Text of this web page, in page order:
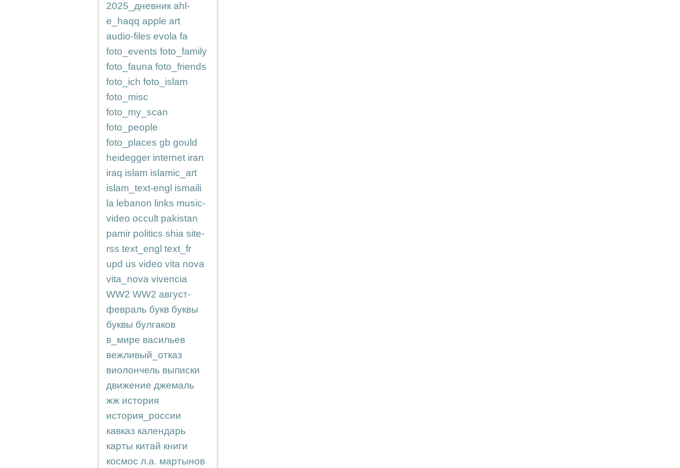
2025_дневник ahl-
e_haqq apple art
audio-files evola fa
foto_events foto_family
foto_fauna foto_friends
foto_ich foto_islam
foto_misc
foto_my_scan
foto_people
foto_places gb gould
heidegger internet iran
iraq islam islamic_art
islam_text-engl ismaili
la lebanon links music-
video occult pakistan
pamir politics shia site-
rss text_engl text_fr
upd us video vita nova
vita_nova vivencia
WW2 WW2 август-
февраль букв буквы
буквы булгаков
в_мире васильев
вежливый_отказ
виолончель выписки
движение джемаль
жж история
история_россии
кавказ календарь
карты китай книги
космос л.а. мартынов